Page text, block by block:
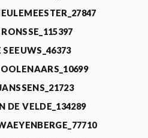
SEEUWS_46373
DE VELDE_134289